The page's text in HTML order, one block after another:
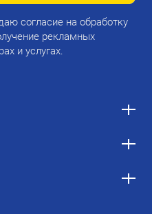
согласие на обработку
рекламных
и услугах.